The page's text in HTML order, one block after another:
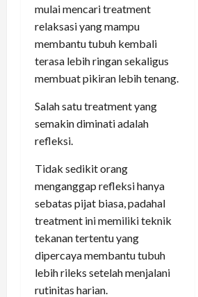
mulai mencari treatment
relaksasi yang mampu
membantu tubuh kembali
terasa lebih ringan sekaligus
membuat pikiran lebih tenang.
Salah satu treatment yang
semakin diminati adalah
refleksi.
Tidak sedikit orang
menganggap refleksi hanya
sebatas pijat biasa, padahal
treatment ini memiliki teknik
tekanan tertentu yang
dipercaya membantu tubuh
lebih rileks setelah menjalani
rutinitas harian.